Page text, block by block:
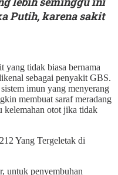
Putih, karena sakit
tidak biasa bernama
sebagai penyakit GBS.
imun yang menyerang
membuat saraf meradang
kelemahan otot jika tidak
untuk penyembuhan